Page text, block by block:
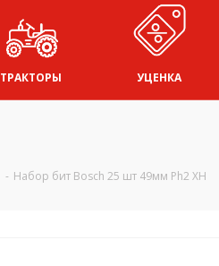
ТРАКТОРЫ УЦЕНКА
- Набор бит Bosch 25 шт 49мм Ph2 XH